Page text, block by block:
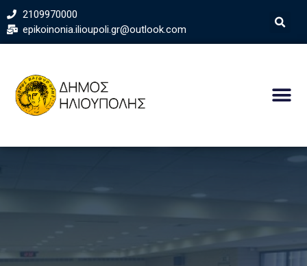
2109970000
epikoinonia.ilioupoli.gr@outlook.com